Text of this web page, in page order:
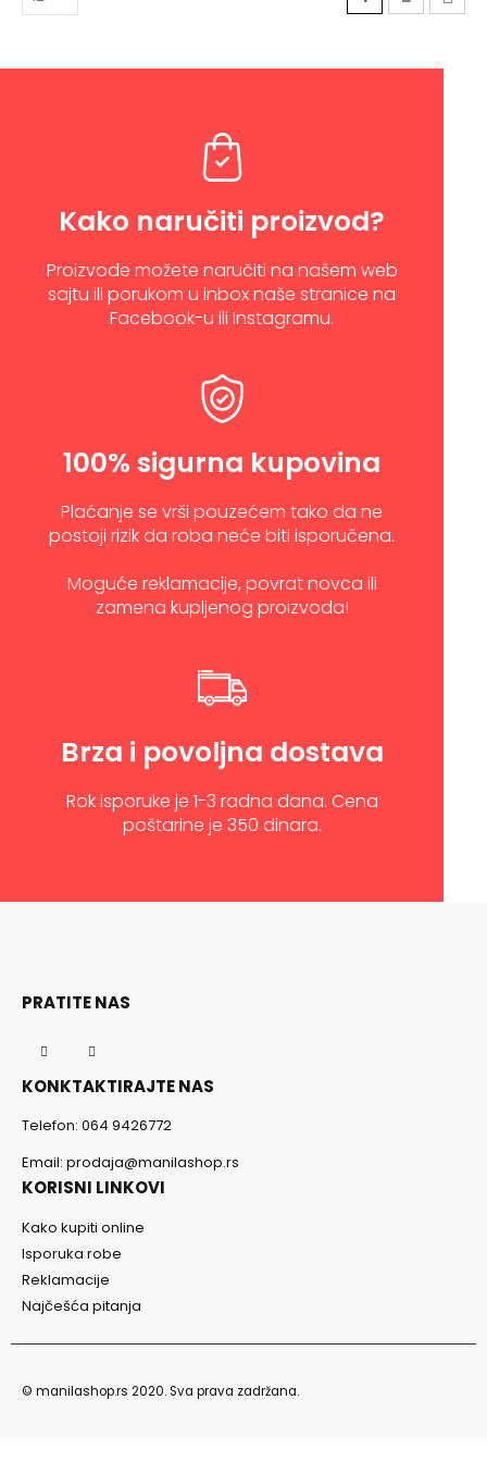
Kako naručiti proizvod?
Proizvode možete naručiti na našem web
sajtu ili porukom u inbox naše stranice na
Facebook-u ili Instagramu.
100% sigurna kupovina
Plaćanje se vrši pouzećem tako da ne
postoji rizik da roba neće biti isporučena.
Moguće reklamacije, povrat novca ili
zamena kupljenog proizvoda!
Brza i povoljna dostava
Rok isporuke je 1-3 radna dana. Cena
poštarine je 350 dinara.
PRATITE NAS
KONKTAKTIRAJTE NAS
Telefon: 064 9426772
Email: prodaja@manilashop.rs
KORISNI LINKOVI
Kako kupiti online
Isporuka robe
Reklamacije
Najčešća pitanja
© manilashop.rs 2020. Sva prava zadržana.